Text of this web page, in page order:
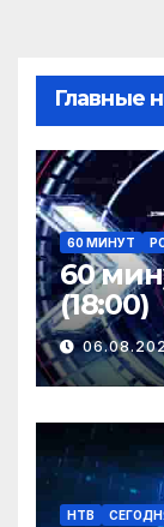
Главные
60 МИНУТ
60
(18:00)
НТВ